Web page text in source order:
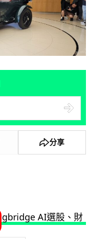
分享